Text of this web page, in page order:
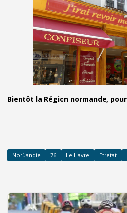
Bientôt la Région normande,
Norùandie 76 Le Havre Etretat